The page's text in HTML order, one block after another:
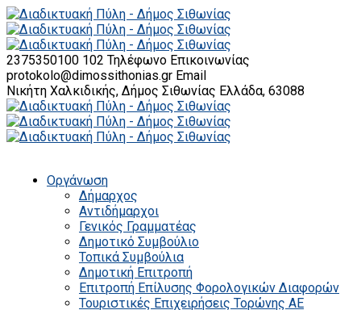
2375350100 102 Τηλέφωνο Επικοινωνίας
protokolo@dimossithonias.gr Email
Νικήτη Χαλκιδικής, Δήμος Σιθωνίας Ελλάδα, 63088
Οργάνωση
Δήμαρχος
Αντιδήμαρχοι
Γενικός Γραμματέας
Δημοτικό Συμβούλιο
Τοπικά Συμβούλια
Δημοτική Επιτροπή
Επιτροπή Επίλυσης Φορολογικών Διαφορών
Τουριστικές Επιχειρήσεις Τορώνης ΑΕ